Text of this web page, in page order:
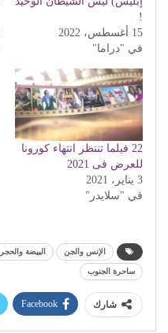
!
15 أغسطس، 2022
في "دراما"
22 فيلما تنتظر انتهاء كورونا
للعرض فى 2021
3 يناير، 2021
في "سلايدر"
الإنس والجن البيضة والحجر
ساحرة الجنوب
شارك Facebook